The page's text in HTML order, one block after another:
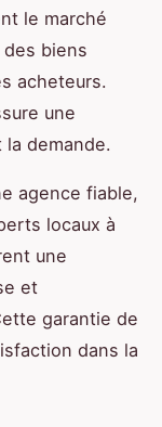
le marché
biens
acheteurs.
une
la demande.
agence fiable,
locaux à
une
et
garantie de
dans la